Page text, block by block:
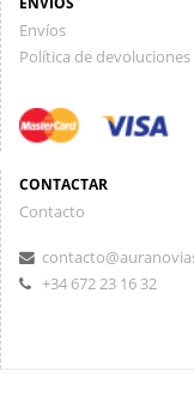
Envíos
Política de devoluciones
CONTACTAR
Contacto
+34 672 23 16 32